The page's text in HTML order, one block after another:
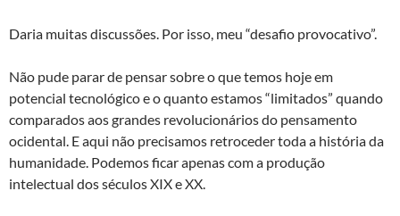
Daria muitas discussões. Por isso, meu “desafio provocativo”.
Não pude parar de pensar sobre o que temos hoje em
potencial tecnológico e o quanto estamos “limitados” quando
comparados aos grandes revolucionários do pensamento
ocidental. E aqui não precisamos retroceder toda a história da
humanidade. Podemos ficar apenas com a produção
intelectual dos séculos XIX e XX.